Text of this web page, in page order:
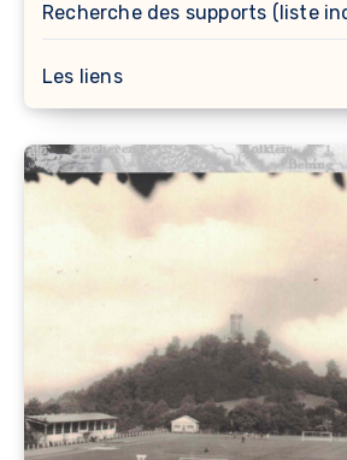
Recherche des supports (liste
Les liens